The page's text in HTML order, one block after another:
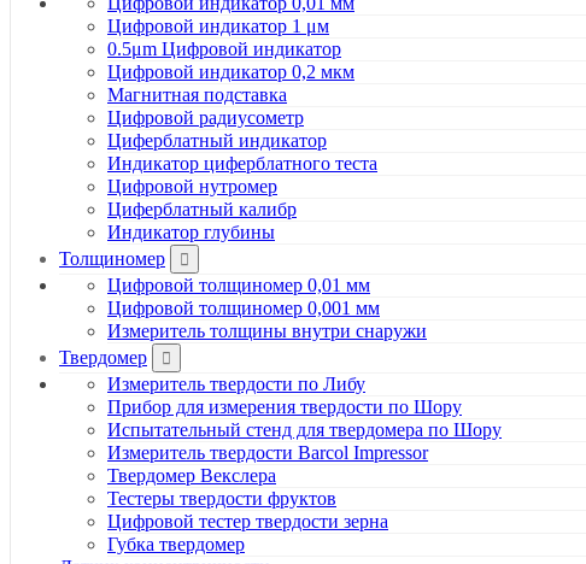
Цифровой индикатор 1 μм
0.5μm Цифровой индикатор
Цифровой индикатор 0,2 мкм
Магнитная подставка
Цифровой радиусометр
Циферблатный индикатор
Индикатор циферблатного теста
Цифровой нутромер
Циферблатный калибр
Индикатор глубины
Толщиномер
Цифровой толщиномер 0,01 мм
Цифровой толщиномер 0,001 мм
Измеритель толщины внутри снаружи
Твердомер
Измеритель твердости по Либу
Прибор для измерения твердости по Шору
Испытательный стенд для твердомера по Шору
Измеритель твердости Barcol Impressor
Твердомер Векслера
Тестеры твердости фруктов
Цифровой тестер твердости зерна
Губка твердомер